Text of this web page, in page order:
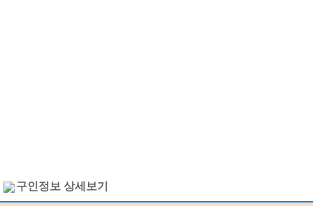
구인정보 상세보기